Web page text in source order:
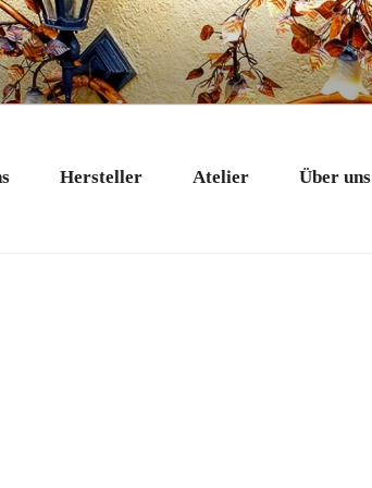
EXKLUSIV
in Bad Tölz
Hersteller Atelier Über uns